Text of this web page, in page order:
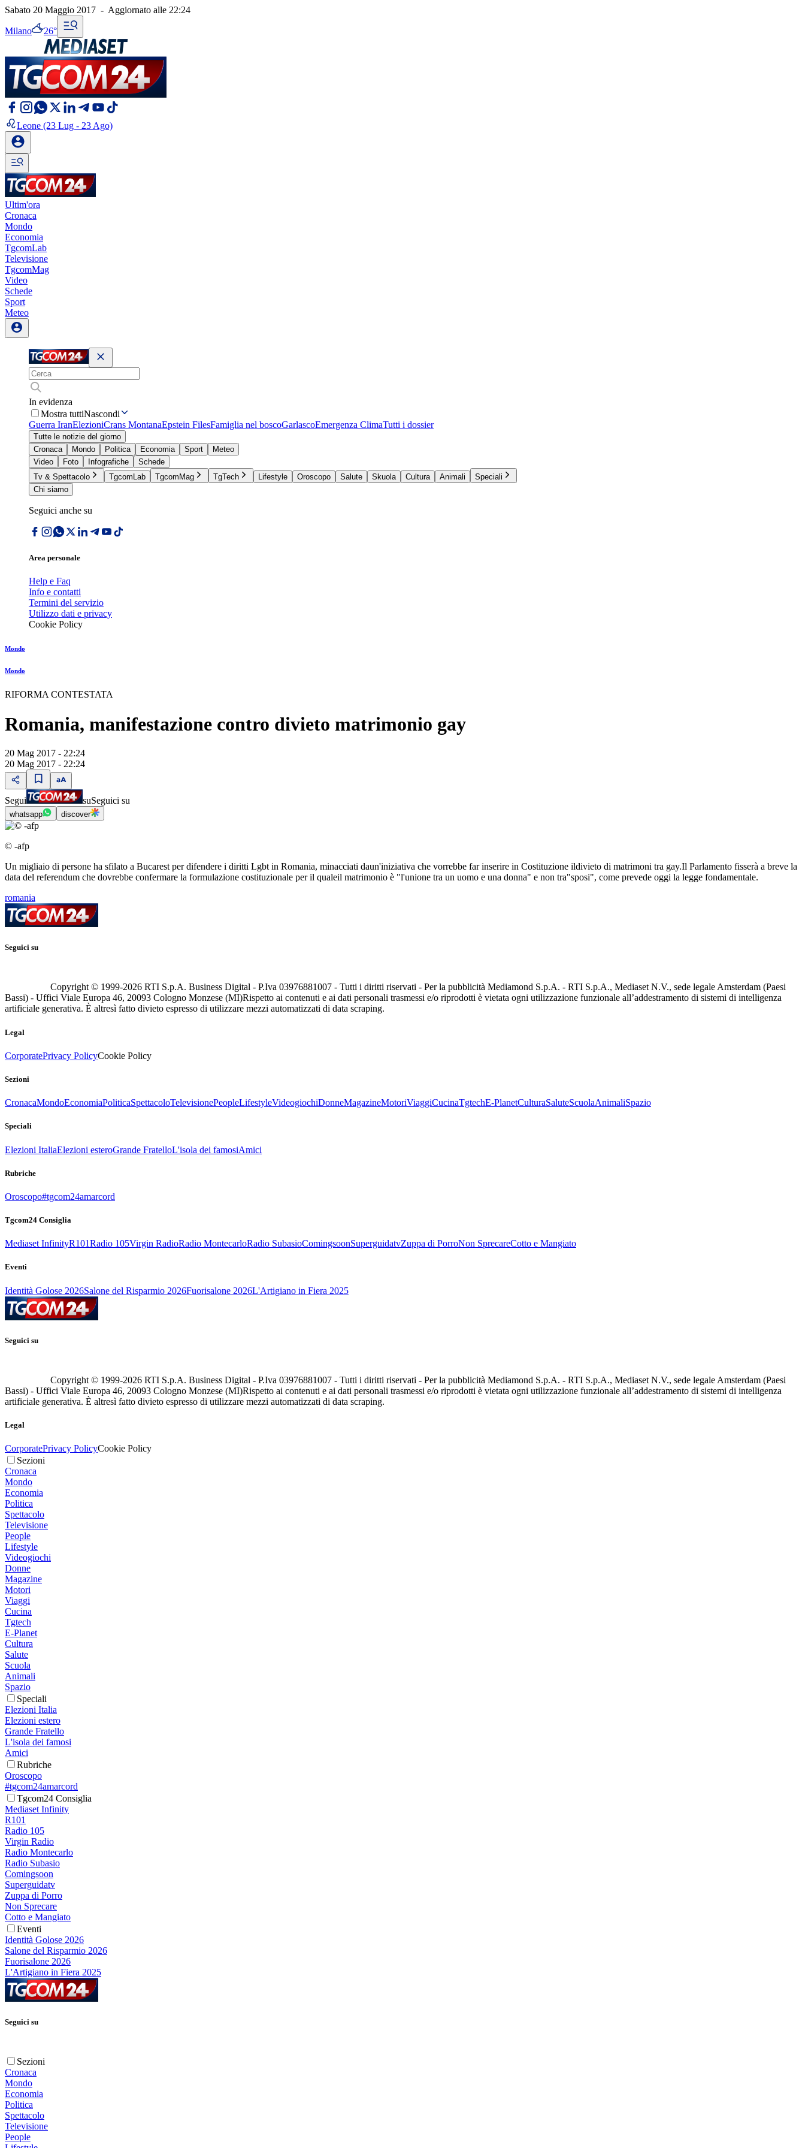
Sabato 20 Maggio 2017 - Aggiornato alle 22:24
Milano 26°
Leone (23 Lug - 23 Ago)
Ultim'ora
Cronaca
Mondo
Economia
TgcomLab
Televisione
TgcomMag
Video
Schede
Sport
Meteo
In evidenza
Mostra tuttiNascondi
Guerra IranElezioniCrans MontanaEpstein FilesFamiglia nel boscoGarlascoEmergenza ClimaTutti i dossier
Tutte le notizie del giorno
Cronaca
Mondo Politica Economia Sport
Meteo
Video
Foto Infografiche
Schede
Tv & Spettacolo
TgcomLab TgcomMag TgTech Lifestyle Oroscopo Salute Skuola Cultura Animali
Speciali
Chi siamo
Seguici anche su
Area personale
Help e Faq
Info e contatti
Termini del servizio
Utilizzo dati e privacy
Cookie Policy
Mondo
Mondo
RIFORMA CONTESTATA
Romania, manifestazione contro divieto matrimonio gay
20 Mag 2017 - 22:24
20 Mag 2017 - 22:24
Segui suSeguici su
whatsapp discover
© -afp
Un migliaio di persone ha sfilato a Bucarest per difendere i diritti Lgbt in Romania, minacciati daun'iniziativa che vorrebbe far inserire in Costituzione ildivieto di matrimoni tra gay.Il Parlamento fisserà a breve la
data del referendum che dovrebbe confermare la formulazione costituzionale per il qualeil matrimonio è "l'unione tra un uomo e una donna" e non tra"sposi", come prevede oggi la legge fondamentale.
romania
Seguici su
Copyright © 1999-2026 RTI S.p.A. Business Digital - P.Iva 03976881007 - Tutti i diritti riservati - Per la pubblicità Mediamond S.p.A. - RTI S.p.A., Mediaset N.V., sede legale Amsterdam (Paesi
Bassi) - Uffici Viale Europa 46, 20093 Cologno Monzese (MI)Rispetto ai contenuti e ai dati personali trasmessi e/o riprodotti è vietata ogni utilizzazione funzionale all’addestramento di sistemi di intelligenza
artificiale generativa. È altresì fatto divieto espresso di utilizzare mezzi automatizzati di data scraping.
Legal
CorporatePrivacy PolicyCookie Policy
Sezioni
CronacaMondoEconomiaPoliticaSpettacoloTelevisionePeopleLifestyleVideogiochiDonneMagazineMotoriViaggiCucinaTgtechE-PlanetCulturaSaluteScuolaAnimaliSpazio
Speciali
Elezioni ItaliaElezioni esteroGrande FratelloL'isola dei famosiAmici
Rubriche
Oroscopo#tgcom24amarcord
Tgcom24 Consiglia
Mediaset InfinityR101Radio 105Virgin RadioRadio MontecarloRadio SubasioComingsoonSuperguidatvZuppa di PorroNon SprecareCotto e Mangiato
Eventi
Identità Golose 2026Salone del Risparmio 2026Fuorisalone 2026L'Artigiano in Fiera 2025
Seguici su
Copyright © 1999-2026 RTI S.p.A. Business Digital - P.Iva 03976881007 - Tutti i diritti riservati - Per la pubblicità Mediamond S.p.A. - RTI S.p.A., Mediaset N.V., sede legale Amsterdam (Paesi
Bassi) - Uffici Viale Europa 46, 20093 Cologno Monzese (MI)Rispetto ai contenuti e ai dati personali trasmessi e/o riprodotti è vietata ogni utilizzazione funzionale all’addestramento di sistemi di intelligenza
artificiale generativa. È altresì fatto divieto espresso di utilizzare mezzi automatizzati di data scraping.
Legal
CorporatePrivacy PolicyCookie Policy
Sezioni
Cronaca
Mondo
Economia
Politica
Spettacolo
Televisione
People
Lifestyle
Videogiochi
Donne
Magazine
Motori
Viaggi
Cucina
Tgtech
E-Planet
Cultura
Salute
Scuola
Animali
Spazio
Speciali
Elezioni Italia
Elezioni estero
Grande Fratello
L'isola dei famosi
Amici
Rubriche
Oroscopo
#tgcom24amarcord
Tgcom24 Consiglia
Mediaset Infinity
R101
Radio 105
Virgin Radio
Radio Montecarlo
Radio Subasio
Comingsoon
Superguidatv
Zuppa di Porro
Non Sprecare
Cotto e Mangiato
Eventi
Identità Golose 2026
Salone del Risparmio 2026
Fuorisalone 2026
L'Artigiano in Fiera 2025
Seguici su
Sezioni
Cronaca
Mondo
Economia
Politica
Spettacolo
Televisione
People